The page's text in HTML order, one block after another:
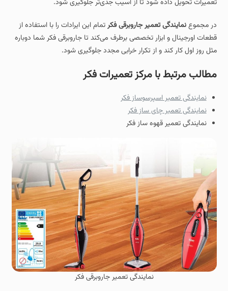
تعمیرات تحویل داده شود تا از آسیب جدی‌تر جلوگیری شود.
در مجموعنمایندگی تعمیر جاروبرقی فکرتمام این ایرادات را با استفاده از
قطعات اورجینال و ابزار تخصصی برطرف می‌کند تا جاروبرقی فکر شما دوباره
مثل روز اول کار کند و از تکرار خرابی مجدد جلوگیری شود.
مطالب مرتبط با مرکز تعمیرات فکر
نمایندگی تعمیر اسپرسوساز فکر
نمایندگی تعمیر چای ساز فکر
نمایندگی تعمیر قهوه ساز فکر
نمایندگی تعمیر جاروبرقی فکر